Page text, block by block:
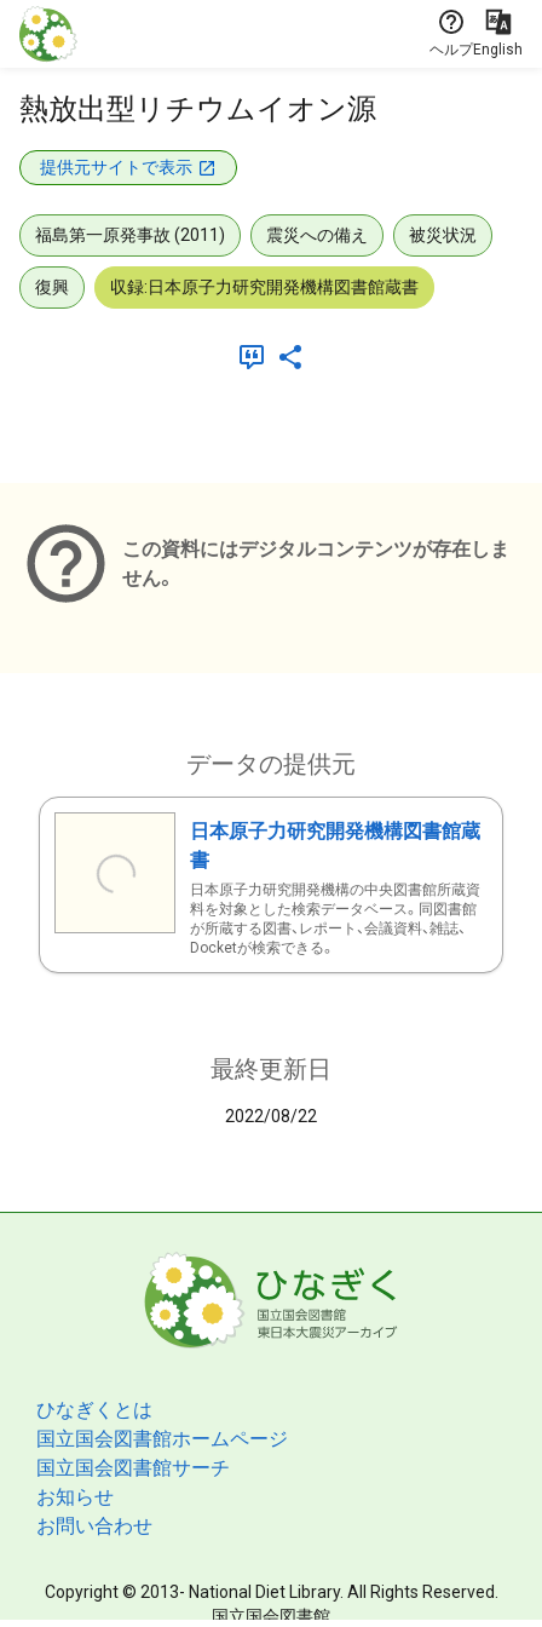
本文に飛ぶ
ヘルプEnglish
熱放出型リチウムイオン源
提供元サイトで表示
福島第一原発事故 (2011) 震災への備え 被災状況
復興 収録:日本原子力研究開発機構図書館蔵書
この資料にはデジタルコンテンツが存在しま
せん。
データの提供元
日本原子力研究開発機構図書館蔵
書
日本原子力研究開発機構の中央図書館所蔵資
料を対象とした検索データベース。同図書館
が所蔵する図書、レポート、会議資料、雑誌、
Docketが検索できる。
最終更新日
2022/08/22
ひなぎくとは
国立国会図書館ホームページ
国立国会図書館サーチ
お知らせ
お問い合わせ
Copyright © 2013- National Diet Library. All Rights Reserved.